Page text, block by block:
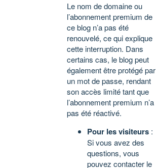
Le nom de domaine ou
l’abonnement premium de
ce blog n’a pas été
renouvelé, ce qui explique
cette interruption. Dans
certains cas, le blog peut
également être protégé par
un mot de passe, rendant
son accès limité tant que
l’abonnement premium n’a
pas été réactivé.
Pour les visiteurs :
Si vous avez des
questions, vous
pouvez contacter le